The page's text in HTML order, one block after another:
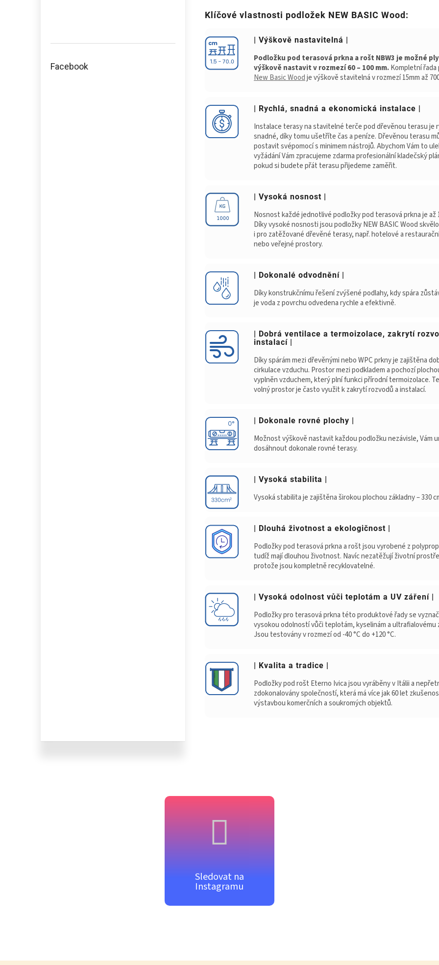
Facebook
Klíčové vlastnosti podložek NEW BASIC Wood:
| Výškově nastavitelná |
Podložku pod terasová prkna a rošt NBW3 je možné
výškově nastavit v rozmezí 60 – 100 mm.Kompletní
New Basic Woodje výškově stavitelná v rozmezí 15mm až
| Rychlá, snadná a ekonomická instalace |
Instalace terasy na stavitelné terče pod dřevěnou terasu je
snadné, díky tomu ušetříte čas a peníze. Dřevěnou terasu
postavit svépomocí s minimem nástrojů. Abychom Vám to
vyžádání Vám zpracujeme zdarma profesionální kladečský
pokud si budete přát terasu přijedeme zaměřit.
| Vysoká nosnost |
Nosnost každé jednotlivé podložky pod terasová prkna je až
Díky vysoké nosnosti jsou podložky NEW BASIC Wood
i pro zatěžované dřevěné terasy, např. hotelové a
nebo veřejné prostory.
| Dokonalé odvodnění |
Díky konstrukčnímu řešení zvýšené podlahy, kdy spára
je voda z povrchu odvedena rychle a efektivně.
| Dobrá ventilace a termoizolace, zakrytí
instalací |
Díky spárám mezi dřevěnými nebo WPC prkny je zajištěna
cirkulace vzduchu. Prostor mezi podkladem a pochozí
vyplněn vzduchem, který plní funkci přírodní termoizolace.
volný prostor je často využit k zakrytí rozvodů a instalací.
| Dokonale rovné plochy |
Možnost výškově nastavit každou podložku nezávisle, Vám
dosáhnout dokonale rovné terasy.
| Vysoká stabilita |
Vysoká stabilita je zajištěna širokou plochou základny – 330
| Dlouhá životnost a ekologičnost |
Podložky pod terasová prkna a rošt jsou vyrobené z
tudíž mají dlouhou životnost. Navíc nezatěžují životní
protože jsou kompletně recyklovatelné.
| Vysoká odolnost vůči teplotám a UV záření |
Podložky pro terasová prkna této produktové řady se
vysokou odolností vůči teplotám, kyselinám a ultrafialovému
Jsou testovány v rozmezí od -40 °C do +120 °C.
| Kvalita a tradice |
Podložky pod rošt Eterno Ivica jsou vyráběny v Itálii a
zdokonalovány společností, která má více jak 60 let
výstavbou komerčních a soukromých objektů.
Sledovat na
Instagramu